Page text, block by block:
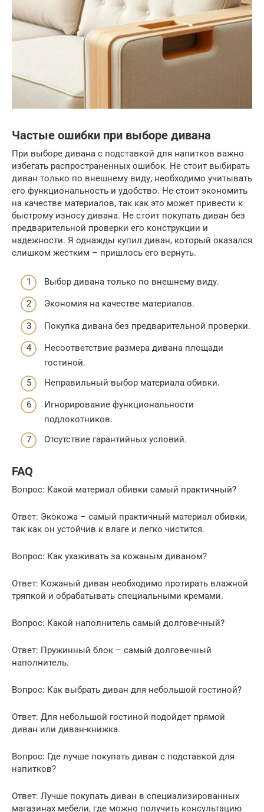
Частые ошибки при выборе дивана
При выборе дивана с подставкой для напитков важно
избегать распространенных ошибок. Не стоит выбирать
диван только по внешнему виду, необходимо учитывать
его функциональность и удобство. Не стоит экономить
на качестве материалов, так как это может привести к
быстрому износу дивана. Не стоит покупать диван без
предварительной проверки его конструкции и
надежности. Я однажды купил диван, который оказался
слишком жестким – пришлось его вернуть.
Выбор дивана только по внешнему виду.
Экономия на качестве материалов.
Покупка дивана без предварительной проверки.
Несоответствие размера дивана площади
гостиной.
Неправильный выбор материала обивки.
Игнорирование функциональности
подлокотников.
Отсутствие гарантийных условий.
FAQ
Вопрос: Какой материал обивки самый практичный?
Ответ: Экокожа – самый практичный материал обивки,
так как он устойчив к влаге и легко чистится.
Вопрос: Как ухаживать за кожаным диваном?
Ответ: Кожаный диван необходимо протирать влажной
тряпкой и обрабатывать специальными кремами.
Вопрос: Какой наполнитель самый долговечный?
Ответ: Пружинный блок – самый долговечный
наполнитель.
Вопрос: Как выбрать диван для небольшой гостиной?
Ответ: Для небольшой гостиной подойдет прямой
диван или диван-книжка.
Вопрос: Где лучше покупать диван с подставкой для
напитков?
Ответ: Лучше покупать диван в специализированных
магазинах мебели, где можно получить консультацию